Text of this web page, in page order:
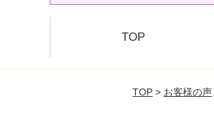
TOP
TOP > お客様の声